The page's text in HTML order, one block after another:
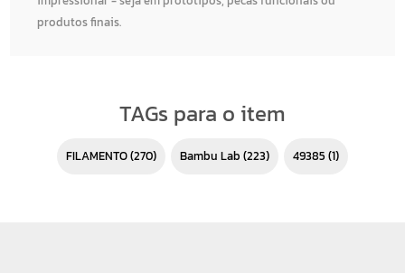
produtos finais.
TAGs para o item
FILAMENTO(270) Bambu Lab (223) 49385 (1)